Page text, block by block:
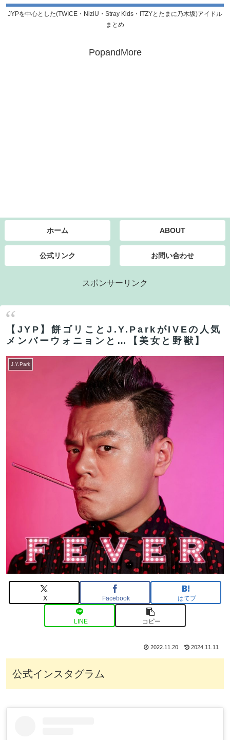
JYPを中心とした(TWICE・NiziU・Stray Kids・ITZYとたまに乃木坂)アイドル
まとめ
PopandMore
ホーム ABOUT
公式リンク お問い合わせ
スポンサーリンク
【JYP】餅ゴリことJ.Y.ParkがIVEの人気
メンバーウォニョンと…【美女と野獣】
J.Y.Park
X Facebook はてブ
LINE コピー
2022.11.20 2024.11.11
公式インスタグラム